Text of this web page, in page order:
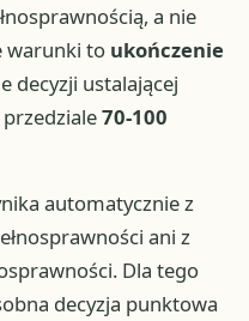
a nie
warunki to ukończenie
decyzji ustalającej
przedziale70-100
automatycznie z
ani z
Dla tego
decyzja punktowa